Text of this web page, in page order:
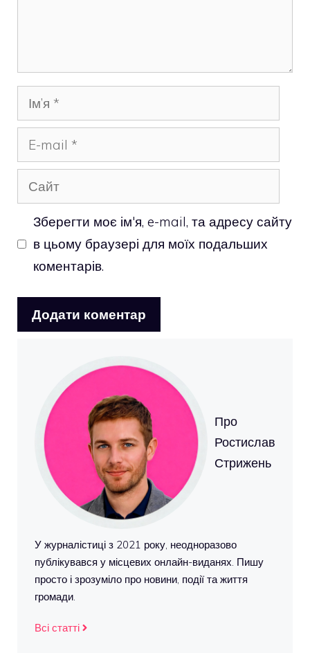
Ім’я
mail
Сайт
Зберегти моє ім'я, e-mail, та адресу сайту
в цьому браузері для моїх подальших
коментарів.
Про
Ростислав
Стрижень
У журналістиці з 2021 року, неодноразово
публікувався у місцевих онлайн-виданях. Пишу
просто і зрозуміло про новини, події та життя
громади.
Всі статті